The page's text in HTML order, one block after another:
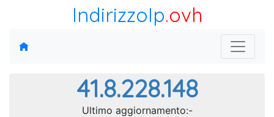
IndirizzoIp.ovh
41.8.228.148
Ultimo aggiornamento:-